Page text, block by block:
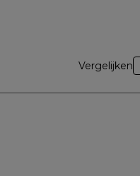
Vergelijken